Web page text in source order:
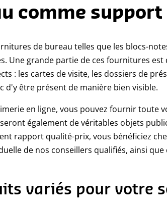
comme
de bureau telles que les blocs-
Une grande partie de ces fournitures est
: les cartes de visite, les dossiers de
d'y être présent de manière bien visible.
en ligne, vous pouvez fournir toute
également de véritables objets
rapport qualité-prix, vous bénéficiez
de nos conseillers qualifiés, ainsi
variés pour votre